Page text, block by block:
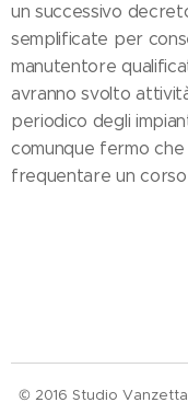
un successivo
semplificate per
manutentore
avranno svolto
periodico degli
comunque fermo
frequentare un
© 2016 Studio